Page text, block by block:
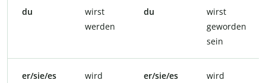
du
wirst
werden
du
wirst
geworden
sein
er/sie/es
wird
er/sie/es
wird